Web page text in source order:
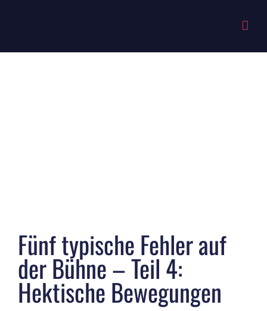
Fünf typische Fehler auf
der Bühne – Teil 4:
Hektische Bewegungen